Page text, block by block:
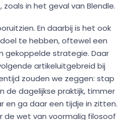
in het geval van Blendle.
En daarbij is het ook
te hebben, oftewel een
gekoppelde strategie. Daar
artikeluitgebreid bij
zouden we zeggen: stap
de dagelijkse praktijk, timmer
en ga daar een tijdje in zitten.
de wet van voormalig filosoof